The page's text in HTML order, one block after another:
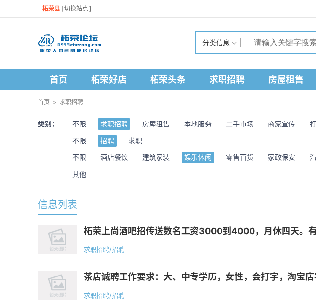
柘荣县 [切换站点 ]
分类信息
首页 柘荣好店 柘荣头条 求职招聘 房屋租售
首页 > 求职招聘
类别： 不限 求职招聘 房屋租售 本地服务 二手市场 商家宣传
不限
招聘
求职
不限
酒店餐饮 建筑家装 娱乐休闲 零售百货 家政保安
其他
信息列表
柘荣上尚酒吧招传送数名工资3000到4000，月休四天。
求职招聘/招聘
茶店诚聘工作要求：大、中专学历，女性，会打字，淘宝
求职招聘/招聘